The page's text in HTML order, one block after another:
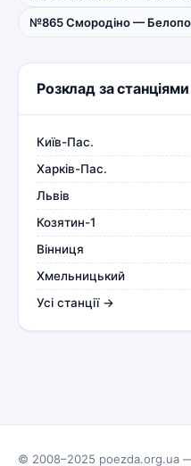
№865 Смородіно —
Розклад за станціями
Київ-Пас.
Харків-Пас.
Львів
Козятин-1
Вінниця
Хмельницький
Усі станції →
© 2008–2025 poezda.org.ua —